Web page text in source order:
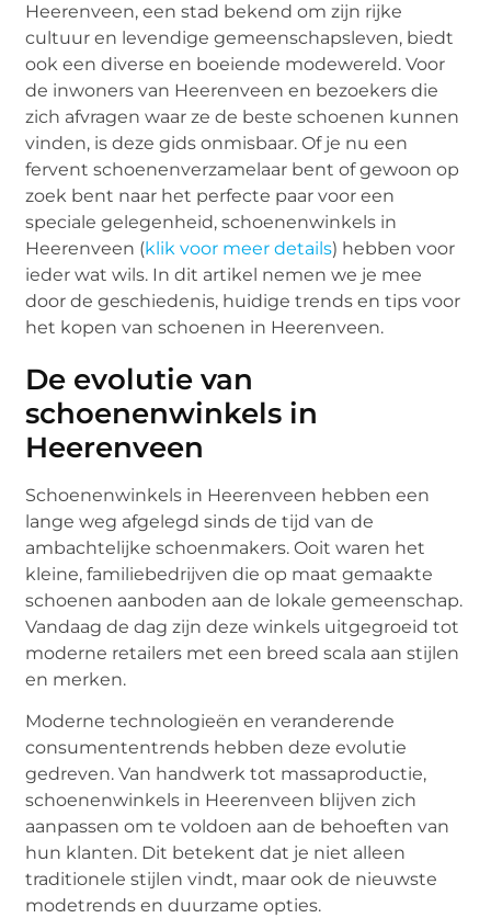
Heerenveen, een stad bekend om zijn rijke
cultuur en levendige gemeenschapsleven, biedt
ook een diverse en boeiende modewereld. Voor
de inwoners van Heerenveen en bezoekers die
zich afvragen waar ze de beste schoenen kunnen
vinden, is deze gids onmisbaar. Of je nu een
fervent schoenenverzamelaar bent of gewoon op
zoek bent naar het perfecte paar voor een
speciale gelegenheid, schoenenwinkels in
Heerenveen (klik voor meer details) hebben voor
ieder wat wils. In dit artikel nemen we je mee
door de geschiedenis, huidige trends en tips voor
het kopen van schoenen in Heerenveen.
De evolutie van
schoenenwinkels in
Heerenveen
Schoenenwinkels in Heerenveen hebben een
lange weg afgelegd sinds de tijd van de
ambachtelijke schoenmakers. Ooit waren het
kleine, familiebedrijven die op maat gemaakte
schoenen aanboden aan de lokale gemeenschap.
Vandaag de dag zijn deze winkels uitgegroeid tot
moderne retailers met een breed scala aan stijlen
en merken.
Moderne technologieën en veranderende
consumententrends hebben deze evolutie
gedreven. Van handwerk tot massaproductie,
schoenenwinkels in Heerenveen blijven zich
aanpassen om te voldoen aan de behoeften van
hun klanten. Dit betekent dat je niet alleen
traditionele stijlen vindt, maar ook de nieuwste
modetrends en duurzame opties.